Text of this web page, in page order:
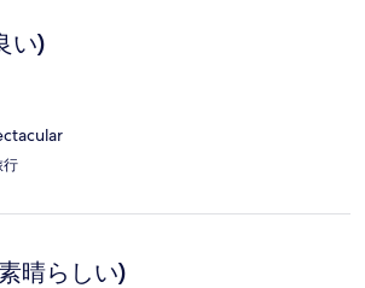
い)
行
晴らしい)